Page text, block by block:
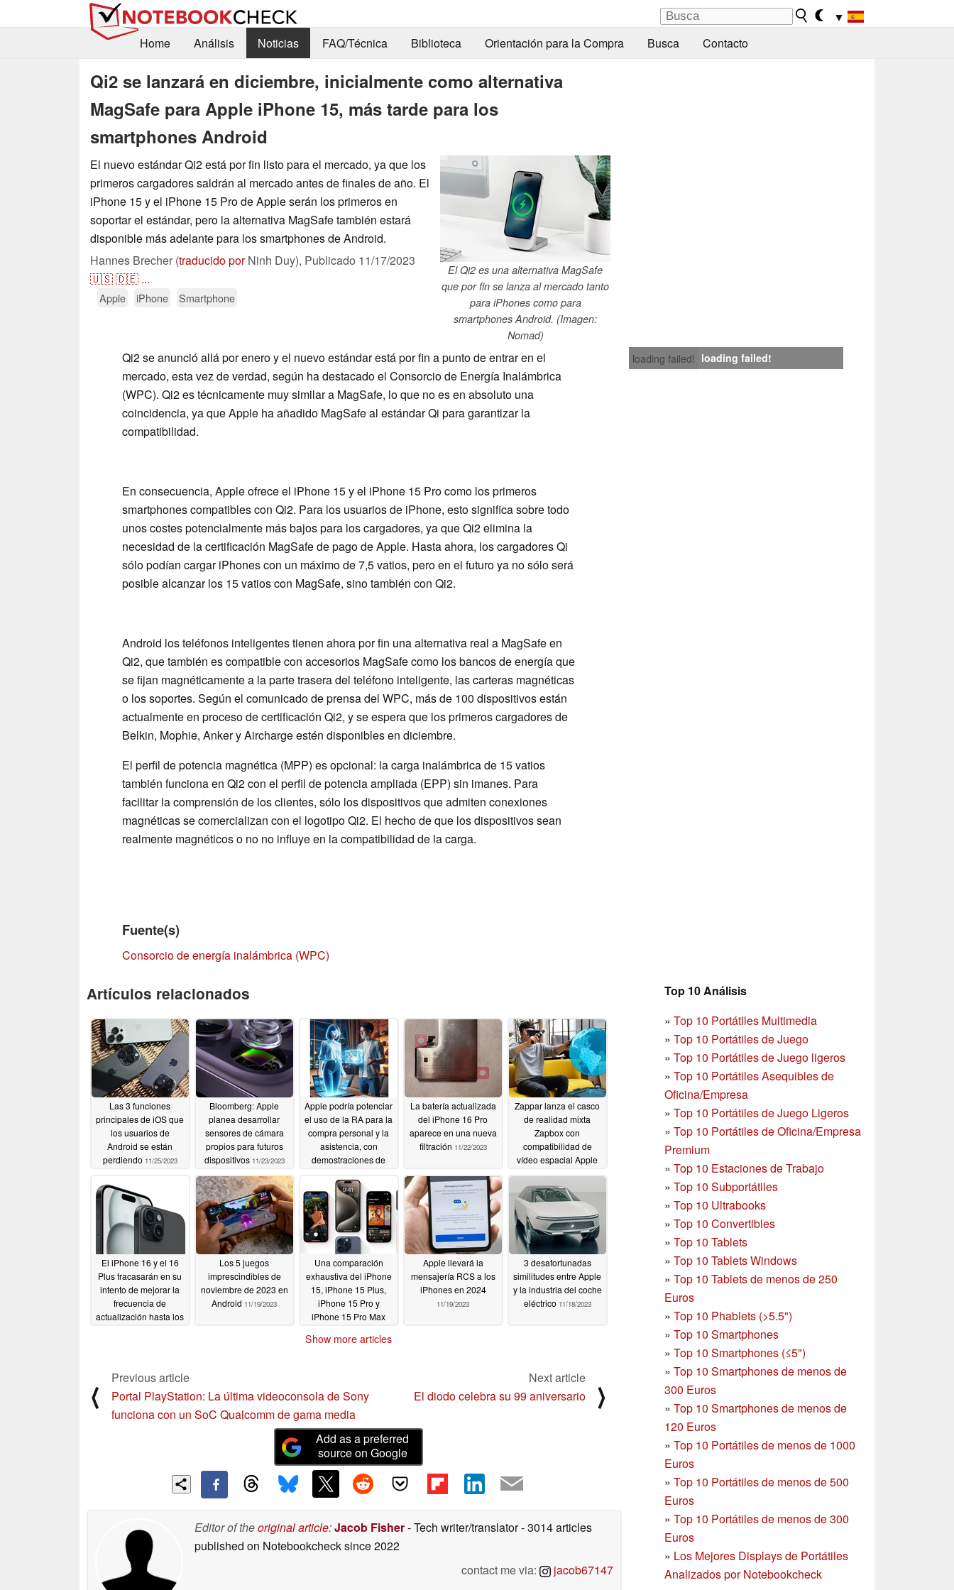
▼
Home
Análisis Noticias FAQ/Técnica Biblioteca Orientación para la Compra Busca Contacto
Qi2 se lanzará en diciembre, inicialmente como alternativa
MagSafe para Apple iPhone 15, más tarde para los
smartphones Android
El Qi2 es una alternativa MagSafe
que por fin se lanza al mercado tanto
para iPhones como para
smartphones Android. (Imagen:
Nomad)
El nuevo estándar Qi2 está por fin listo para el mercado, ya que los
primeros cargadores saldrán al mercado antes de finales de año. El
iPhone 15 y el iPhone 15 Pro de Apple serán los primeros en
soportar el estándar, pero la alternativa MagSafe también estará
disponible más adelante para los smartphones de Android.
Hannes Brecher (traducido porNinh Duy), Publicado 11/17/2023
🇺🇸🇩🇪 ...
Apple iPhone Smartphone
loading failed! loading failed!
Qi2 se anunció allá por enero y el nuevo estándar está por fin a punto de entrar en el
mercado, esta vez de verdad, según ha destacado el Consorcio de Energía Inalámbrica
(WPC). Qi2 es técnicamente muy similar a MagSafe, lo que no es en absoluto una
coincidencia, ya que Apple ha añadido MagSafe al estándar Qi para garantizar la
compatibilidad.
En consecuencia, Apple ofrece el iPhone 15 y el iPhone 15 Pro como los primeros
smartphones compatibles con Qi2. Para los usuarios de iPhone, esto significa sobre todo
unos costes potencialmente más bajos para los cargadores, ya que Qi2 elimina la
necesidad de la certificación MagSafe de pago de Apple. Hasta ahora, los cargadores Qi
sólo podían cargar iPhones con un máximo de 7,5 vatios, pero en el futuro ya no sólo será
posible alcanzar los 15 vatios con MagSafe, sino también con Qi2.
Android los teléfonos inteligentes tienen ahora por fin una alternativa real a MagSafe en
Qi2, que también es compatible con accesorios MagSafe como los bancos de energía que
se fijan magnéticamente a la parte trasera del teléfono inteligente, las carteras magnéticas
o los soportes. Según el comunicado de prensa del WPC, más de 100 dispositivos están
actualmente en proceso de certificación Qi2, y se espera que los primeros cargadores de
Belkin, Mophie, Anker y Aircharge estén disponibles en diciembre.
El perfil de potencia magnética (MPP) es opcional: la carga inalámbrica de 15 vatios
también funciona en Qi2 con el perfil de potencia ampliada (EPP) sin imanes. Para
facilitar la comprensión de los clientes, sólo los dispositivos que admiten conexiones
magnéticas se comercializan con el logotipo Qi2. El hecho de que los dispositivos sean
realmente magnéticos o no no influye en la compatibilidad de la carga.
Fuente(s)
Consorcio de energía inalámbrica (WPC)
Top 10 Análisis
» Top 10 Portátiles Multimedia
» Top 10 Portátiles de Juego
» Top 10 Portátiles de Juego ligeros
» Top 10 Portátiles Asequibles de
Oficina/Empresa
» Top 10 Portátiles de Juego Ligeros
» Top 10 Portátiles de Oficina/Empresa
Premium
» Top 10 Estaciones de Trabajo
» Top 10 Subportátiles
» Top 10 Ultrabooks
» Top 10 Convertibles
» Top 10 Tablets
» Top 10 Tablets Windows
» Top 10 Tablets de menos de 250
Euros
» Top 10 Phablets (>5.5")
» Top 10 Smartphones
» Top 10 Smartphones (≤5")
» Top 10 Smartphones de menos de
300 Euros
» Top 10 Smartphonesde menos de
120 Euros
» Top 10 Portátiles de menos de 1000
Euros
» Top 10 Portátiles de menos de 500
Euros
» Top 10 Portátiles de menos de 300
Euros
» Los Mejores Displays de Portátiles
Analizados por Notebookcheck
Artículos relacionados
Las 3 funciones
principales de iOS que
los usuarios de
Android se están
perdiendo 11/25/2023
Bloomberg: Apple
planea desarrollar
sensores de cámara
propios para futuros
dispositivos 11/23/2023
Apple podría potenciar
el uso de la RA para la
compra personal y la
asistencia, con
demostraciones de
de su casa11/22/2023
La batería actualizada
del iPhone 16 Pro
aparece en una nueva
filtración 11/22/2023
Zappar lanza el casco
de realidad mixta
Zapbox con
compatibilidad de
vídeo espacial Apple
11/20/2023
El iPhone 16 y el 16
Plus fracasarán en su
intento de mejorar la
frecuencia de
actualización hasta los
Los 5 juegos
imprescindibles de
noviembre de 2023 en
Android 11/19/2023
Una comparación
exhaustiva del iPhone
15, iPhone 15 Plus,
iPhone 15 Pro y
iPhone 15 Pro Max
Apple llevará la
mensajería RCS a los
iPhones en 2024
11/19/2023
3 desafortunadas
similitudes entre Apple
y la industria del coche
eléctrico 11/18/2023
Show more articles
⟨
Previous article
Portal PlayStation: La última videoconsola de Sony
funciona con un SoC Qualcomm de gama media
Next article
El diodo celebra su 99 aniversario
⟩
Add as a preferred
source on Google
Editor of theoriginal article:Jacob Fisher- Tech writer/translator- 3014 articles
published on Notebookchecksince 2022
contact me via:
jacob67147